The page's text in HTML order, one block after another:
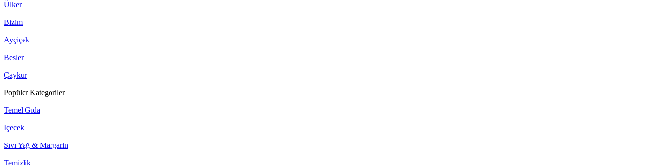
Ülker
Bizim
Ayçiçek
Besler
Çaykur
Popüler Kategoriler
Temel Gıda
İçecek
Sıvı Yağ & Margarin
Temizlik